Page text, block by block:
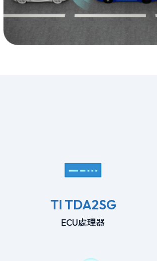
TI TDA2SG
ECU處理器